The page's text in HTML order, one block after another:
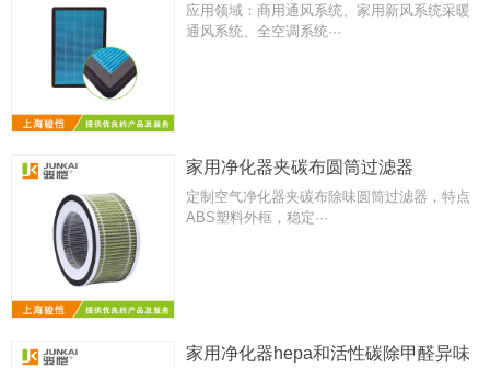
应用领域：商用通风系统、家用新风系统采暖
通风系统、全空调系统···
家用净化器夹碳布圆筒过滤器
定制空气净化器夹碳布除味圆筒过滤器，特点
ABS塑料外框，稳定···
家用净化器hepa和活性碳除甲醛异味